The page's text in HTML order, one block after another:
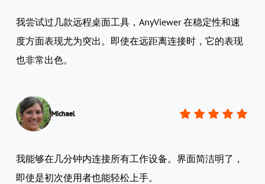
我尝试过几款远程桌面工具，AnyViewer 在稳定性和速
度方面表现尤为突出。即使在远距离连接时，它的表现
也非常出色。
Michael
我能够在几分钟内连接所有工作设备。界面简洁明了，
即使是初次使用者也能轻松上手。